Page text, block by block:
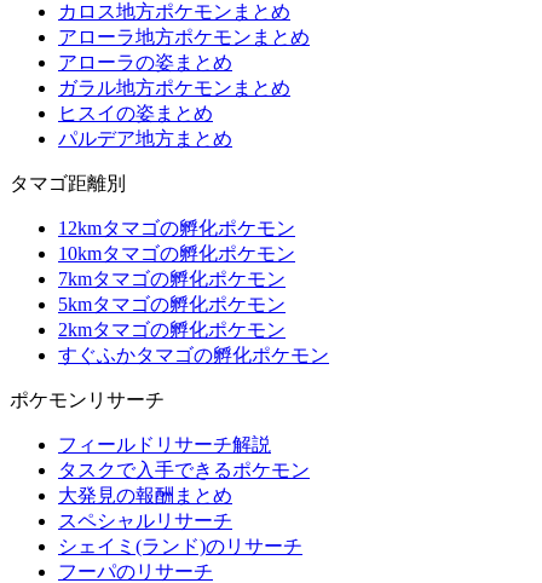
カロス地方ポケモンまとめ
アローラ地方ポケモンまとめ
アローラの姿まとめ
ガラル地方ポケモンまとめ
ヒスイの姿まとめ
パルデア地方まとめ
タマゴ距離別
12kmタマゴの孵化ポケモン
10kmタマゴの孵化ポケモン
7kmタマゴの孵化ポケモン
5kmタマゴの孵化ポケモン
2kmタマゴの孵化ポケモン
すぐふかタマゴの孵化ポケモン
ポケモンリサーチ
フィールドリサーチ解説
タスクで入手できるポケモン
大発見の報酬まとめ
スペシャルリサーチ
シェイミ(ランド)のリサーチ
フーパのリサーチ